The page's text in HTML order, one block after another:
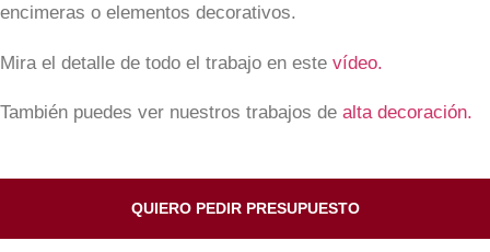
encimeras o elementos decorativos.
Mira el detalle de todo el trabajo en este vídeo.
También puedes ver nuestros trabajos de alta decoración.
QUIERO PEDIR PRESUPUESTO